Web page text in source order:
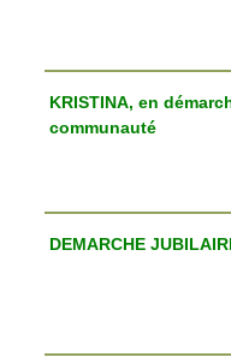
KRISTINA, en
communauté
DEMARCHE